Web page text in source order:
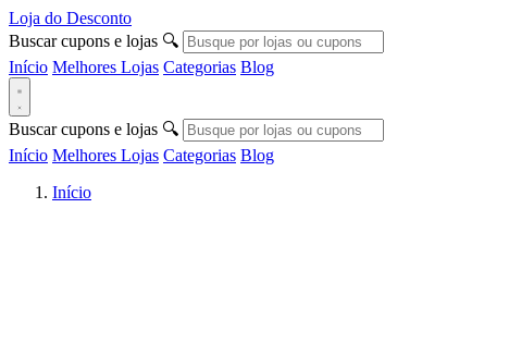
Loja do Desconto
Buscar cupons e lojas 🔍
Início Melhores Lojas Categorias Blog
Buscar cupons e lojas 🔍
Início Melhores Lojas Categorias Blog
Início